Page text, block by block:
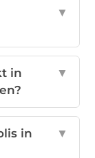
▼
in
▼
in
▼